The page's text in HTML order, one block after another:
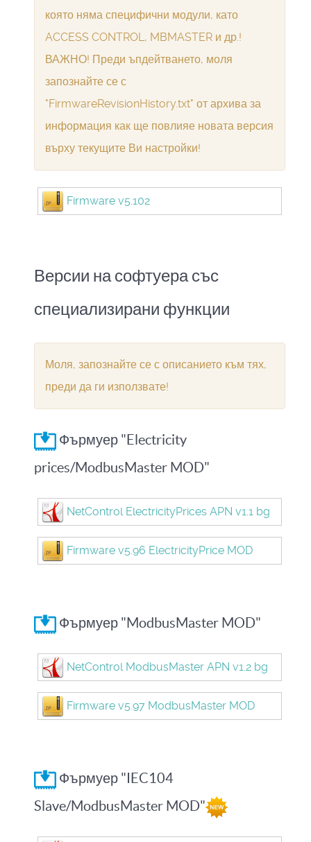
която няма специфични модули, като
ACCESS CONTROL, MBMASTER и др.!
ВАЖНО! Преди ъпдейтването, моля
запознайте се с
"FirmwareRevisionHistory.txt" от архива за
информация как ще повлияе новата версия
върху текущите Ви настройки!
Firmware v5.102
Версии на софтуера със
специализирани функции
Моля, запознайте се с описанието към тях,
преди да ги използвате!
Фърмуер "Electricity
prices/ModbusMaster MOD"
NetControl ElectricityPrices APN v1.1 bg
Firmware v5.96 ElectricityPrice MOD
Фърмуер "ModbusMaster MOD"
NetControl ModbusMaster APN v1.2 bg
Firmware v5.97 ModbusMaster MOD
Фърмуер "IEC104
Slave/ModbusMaster MOD"